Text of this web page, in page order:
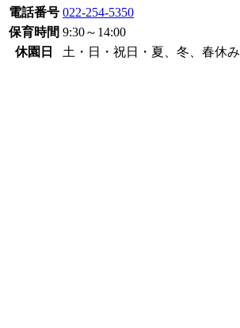
電話番号 022-254-5350
保育時間 9:30～14:00
休園日
土・日・祝日・夏、冬、春休み